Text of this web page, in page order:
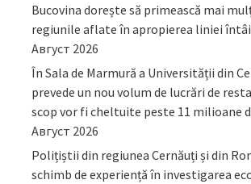
Bucovina dorește să primească mai
regiunile aflate în apropierea liniei
Август 2026
În Sala de Marmură a Universității din
prevede un nou volum de lucrări de
scop vor fi cheltuite peste 11 milioane
Август 2026
Polițiștii din regiunea Cernăuți și din
schimb de experiență în investigarea